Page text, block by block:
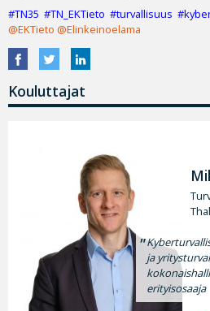
#TN35 #TN_EKTieto #turvallisuus
@EKTieto @Elinkeinoelama
Kouluttajat
ja
erityisosaaja